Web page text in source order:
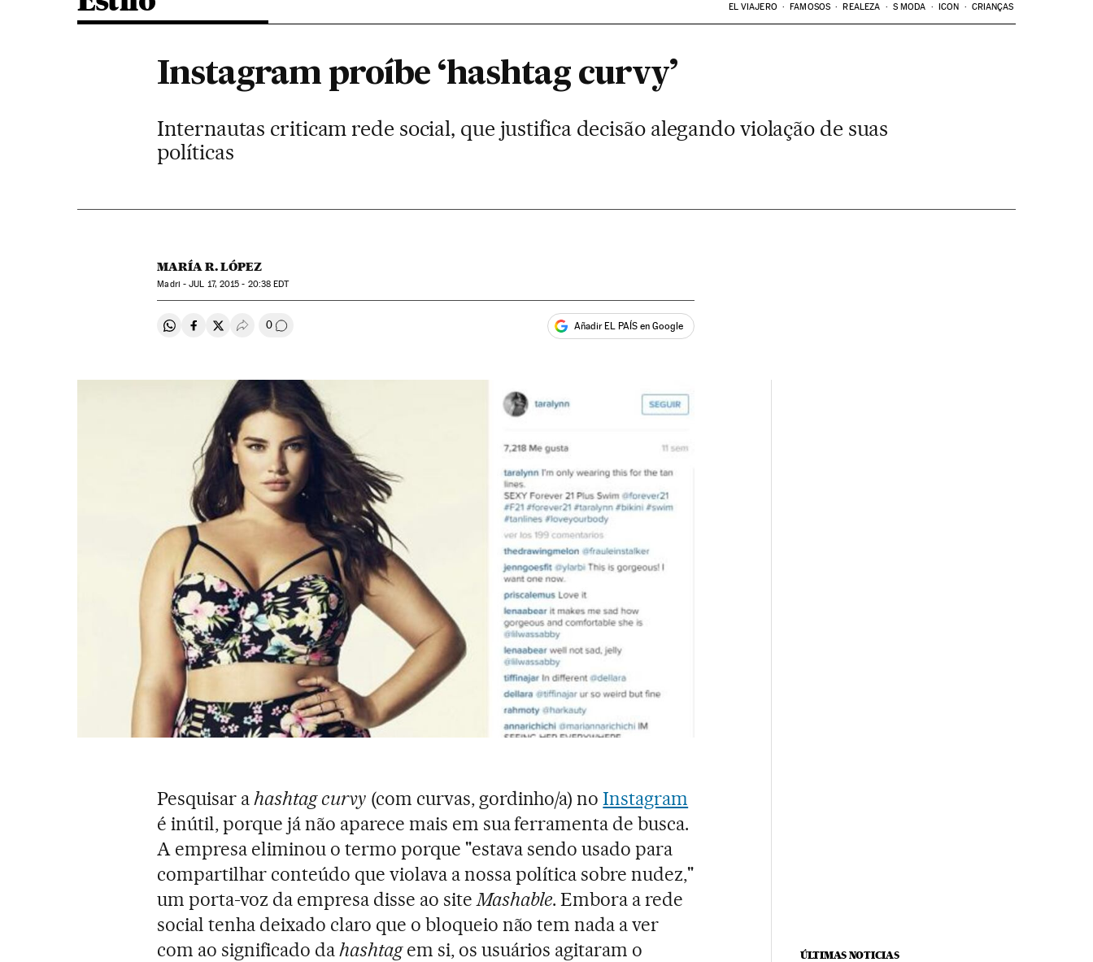
EL VIAJERO FAMOSOS REALEZA S MODA ICON CRIANÇAS
Instagram proíbe ‘hashtag curvy’
Internautas criticam rede social, que justifica decisão alegando violação de suas
políticas
MARÍA R. LÓPEZ
Madri -JUL 17, 2015 - 20:38 EDT
Compartir en Whatsapp
Compartir en Facebook
Compartir en Twitter
Desplegar Redes Sociales
0 Comentários Añadir EL PAÍS en Google
Pesquisar ahashtag curvy (com curvas, gordinho/a) noInstagram
é inútil, porque já não aparece mais em sua ferramenta de busca.
A empresa eliminou o termo porque "estava sendo usado para
compartilhar conteúdo que violava a nossa política sobre nudez,"
um porta-voz da empresa disse ao siteMashable. Embora a rede
social tenha deixado claro que o bloqueio não tem nada a ver
com ao significado dahashtagem si, os usuários agitaram o
ÚLTIMAS NOTICIAS